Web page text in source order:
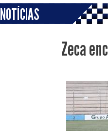
NOTÍCIAS
Zeca